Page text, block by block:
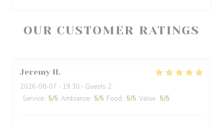
OUR CUSTOMER RATINGS
Jeremy H
2026-08-07 - 19:30 - Guests 2
Service : 5/5 Ambiance : 5/5 Food : 5/5 Value : 5/5